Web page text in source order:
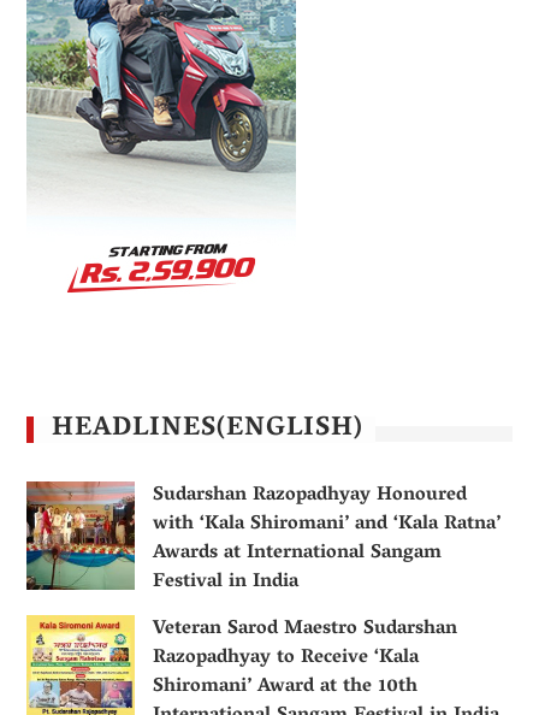
HEADLINES(ENGLISH)
Sudarshan Razopadhyay Honoured
with ‘Kala Shiromani’ and ‘Kala Ratna’
Awards at International Sangam
Festival in India
Veteran Sarod Maestro Sudarshan
Razopadhyay to Receive ‘Kala
Shiromani’ Award at the 10th